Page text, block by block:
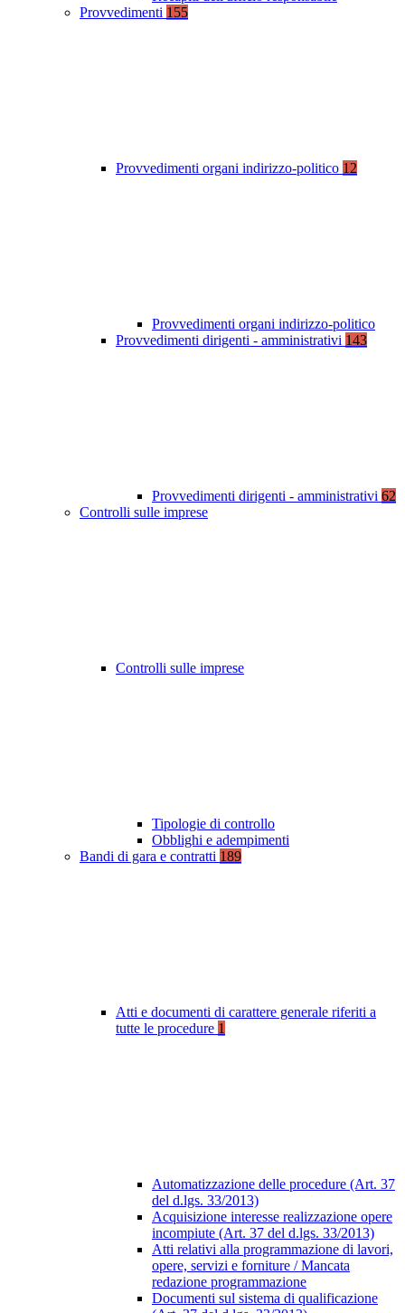
Provvedimenti 155
Provvedimenti organi indirizzo-politico 12
Provvedimenti organi indirizzo-politico
Provvedimenti dirigenti - amministrativi 143
Provvedimenti dirigenti - amministrativi 62
Controlli sulle imprese
Controlli sulle imprese
Tipologie di controllo
Obblighi e adempimenti
Bandi di gara e contratti 189
Atti e documenti di carattere generale riferiti a
tutte le procedure 1
Automatizzazione delle procedure (Art. 37
del d.lgs. 33/2013)
Acquisizione interesse realizzazione opere
incompiute (Art. 37 del d.lgs. 33/2013)
Atti relativi alla programmazione di lavori,
opere, servizi e forniture / Mancata
redazione programmazione
Documenti sul sistema di qualificazione